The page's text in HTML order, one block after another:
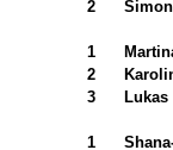
2
1
2
3
1